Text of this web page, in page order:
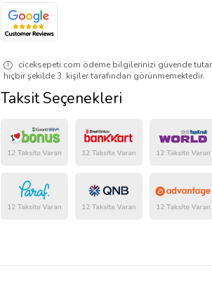
ciceksepeti.com ödeme bilgilerinizi güvende
hiçbir şekilde 3. kişiler tarafından görünmemektedir.
Taksit Seçenekleri